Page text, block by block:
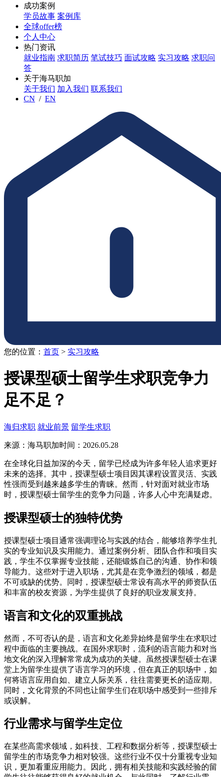
成功案例
学员故事 案例库
全球offer榜
个人中心
热门资讯
就业指南 求职简历 笔试技巧 面试攻略 实习攻略 求职问
答
关于海马职加
关于我们 加入我们 联系我们
CN / EN
您的位置： 首页 > 实习攻略
授课型硕士留学生求职竞争力
足不足？
海归求职 就业前景 留学生求职
来源：海马职加时间：2026.05.28
在全球化日益加深的今天，留学已经成为许多年轻人追求更好
未来的选择。其中，授课型硕士项目因其课程设置灵活、实践
性强而受到越来越多学生的青睐。然而，针对面对就业市场
时，授课型硕士留学生的竞争力问题，许多人心中充满疑虑。
授课型硕士的独特优势
授课型硕士项目通常强调理论与实践的结合，能够培养学生扎
实的专业知识及实用能力。通过案例分析、团队合作和项目实
践，学生不仅掌握专业技能，还能锻炼自己的沟通、协作和领
导能力。这些对于进入职场，尤其是在竞争激烈的领域，都是
不可或缺的优势。同时，授课型硕士常设有高水平的师资队伍
和丰富的校友资源，为学生提供了良好的职业发展支持。
语言和文化的双重挑战
然而，不可否认的是，语言和文化差异始终是留学生在求职过
程中面临的主要挑战。在国外求职时，流利的语言能力和对当
地文化的深入理解常常成为成功的关键。虽然授课型硕士在课
堂上为留学生提供了语言学习的环境，但在真正的职场中，如
何将语言应用自如、建立人际关系，往往需要更长的适应期。
同时，文化背景的不同也让留学生们在职场中感受到一些排斥
或误解。
行业需求与留学生定位
在某些高需求领域，如科技、工程和数据分析等，授课型硕士
留学生的市场竞争力相对较强。这些行业不仅十分重视专业知
识，更加看重应用能力。因此，拥有相关技能和实践经验的留